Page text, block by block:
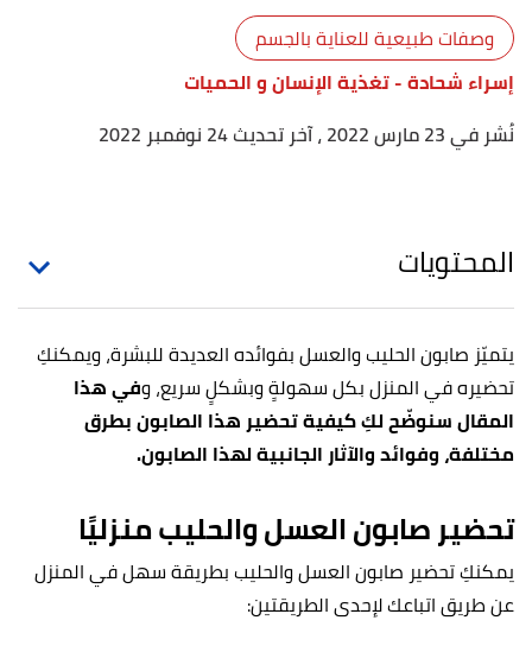
وصفات طبيعية للعناية بالجسم
إسراء شحادة- تغذية الإنسان و الحميات
نُشر في 23 مارس 2022
، آخر تحديث 24 نوفمبر 2022
المحتويات
يتميّز صابون الحليب والعسل بفوائده العديدة للبشرة، ويمكنكِ
تحضيره في المنزل بكل سهولةٍ وبشكلٍ سريع، وفي هذا
المقال سنوضّح لكِ كيفية تحضير هذا الصابون بطرق
مختلفة، وفوائد والآثار الجانبية لهذا الصابون.
تحضير صابون العسل والحليب منزليًا
يمكنكِ تحضير صابون العسل والحليب بطريقة سهل في المنزل
عن طريق اتباعك لإحدى الطريقتين: